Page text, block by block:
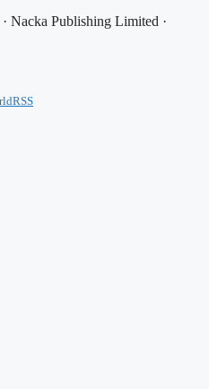
Nacka Publishing Limited ·